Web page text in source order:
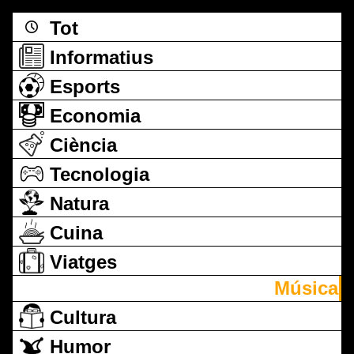
Tot
Informatius
Esports
Economia
Ciència
Tecnologia
Natura
Cuina
Viatges
Música
Cultura
Humor